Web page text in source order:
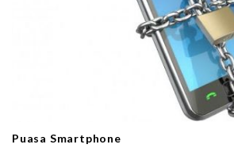
Puasa Smartphone